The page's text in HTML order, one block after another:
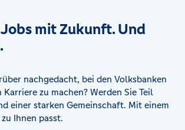
mit Zukunft. Und
nachgedacht, bei den Volksbanken
zu machen? Werden Sie Teil
einer starken Gemeinschaft. Mit einem
Ihnen passt.